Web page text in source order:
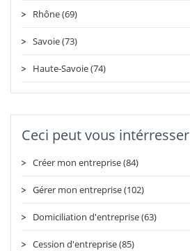
Rhône (69)
Savoie (73)
Haute-Savoie (74)
Ceci peut vous intérresser
Créer mon entreprise (84)
Gérer mon entreprise (102)
Domiciliation d'entreprise (63)
Cession d'entreprise (85)